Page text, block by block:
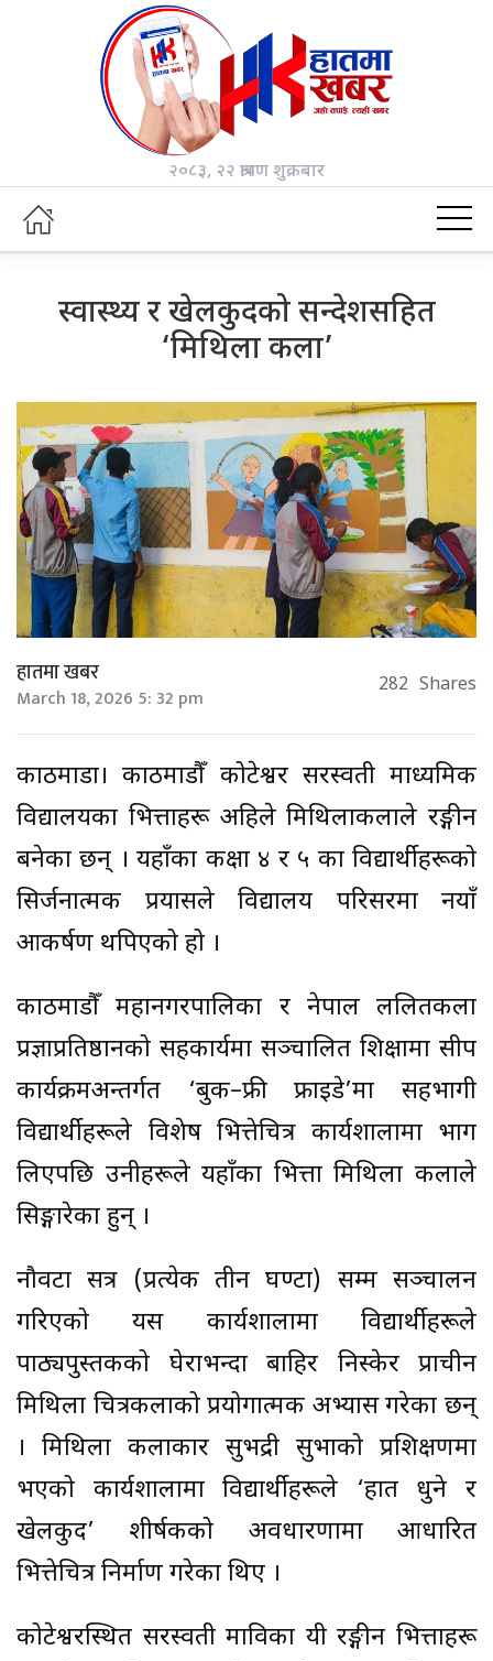
२०८३, २२ श्रावण शुक्रबार
स्वास्थ्य र खेलकुदको सन्देशसहित
‘मिथिला कला’
हातमा खबर
March 18, 2026 5: 32 pm 282 Shares
काठमाडौं। काठमाडौँ कोटेश्वर सरस्वती माध्यमिक
विद्यालयका भित्ताहरू अहिले मिथिलाकलाले रङ्गीन
बनेका छन् । यहाँका कक्षा ४ र ५ का विद्यार्थीहरूको
सिर्जनात्मक प्रयासले विद्यालय परिसरमा नयाँ
आकर्षण थपिएको हो ।
काठमाडौँ महानगरपालिका र नेपाल ललितकला
प्रज्ञाप्रतिष्ठानको सहकार्यमा सञ्चालित शिक्षामा सीप
कार्यक्रमअन्तर्गत ‘बुक–फ्री फ्राइडे’मा सहभागी
विद्यार्थीहरूले विशेष भित्तेचित्र कार्यशालामा भाग
लिएपछि उनीहरूले यहाँका भित्ता मिथिला कलाले
सिङ्गारेका हुन् ।
नौवटा सत्र (प्रत्येक तीन घण्टा) सम्म सञ्चालन
गरिएको यस कार्यशालामा विद्यार्थीहरूले
पाठ्यपुस्तकको घेराभन्दा बाहिर निस्केर प्राचीन
मिथिला चित्रकलाको प्रयोगात्मक अभ्यास गरेका छन्
। मिथिला कलाकार सुभद्री सुभाको प्रशिक्षणमा
भएको कार्यशालामा विद्यार्थीहरूले ‘हात धुने र
खेलकुद’ शीर्षकको अवधारणामा आधारित
भित्तेचित्र निर्माण गरेका थिए ।
कोटेश्वरस्थित सरस्वती माविका यी रङ्गीन भित्ताहरू